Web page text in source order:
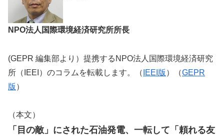
NPO法人国際環境経済研究所所長
(GEPR 編集部より）提携するNPO法人国際環境経済研究
所（IEEI）のコラムを転載します。（ IEEI版 ）（GEPR
版 ）
（本文）
「目の敵」にされた石油発電、一転して「頼れる友